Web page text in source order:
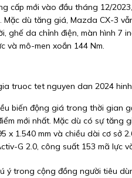
cấp mới vào đầu tháng 12/
dù tăng giá, Mazda CX-3
ghế da chỉnh điện, màn hình 7
và mô-men xoắn 144 Nm.
biến động giá trong thời gian
mới nhất. Mặc dù có sự
x 1.540 mm và chiều dài cơ sở
G 2.0, công suất 153 mã lực
ý trong cộng đồng người tiêu